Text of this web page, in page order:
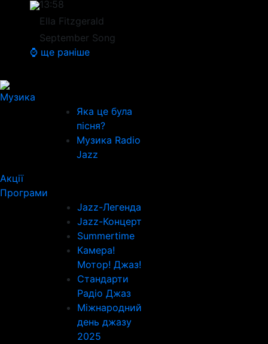
13:58
Ella Fitzgerald
September Song
⌚ ще раніше
Музика
Яка це була
пісня?
Музика Radio
Jazz
Акції
Програми
Jazz-Легенда
Jazz-Концерт
Summertime
Камера!
Мотор! Джаз!
Стандарти
Радіо Джаз
Міжнародний
день джазу
2025